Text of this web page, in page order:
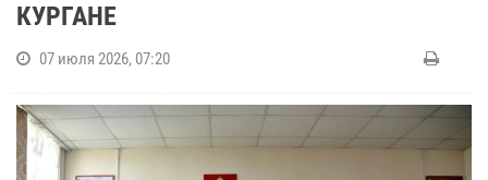
КУРГАНЕ
07 июля 2026, 07:20